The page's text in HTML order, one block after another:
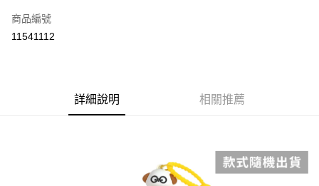
每筆NT$60，滿NT$599(含以上)免運費
付款後全家取貨
每筆NT$60，滿NT$599(含以上)免運費
商品編號
11541112
詳細說明 相關推薦